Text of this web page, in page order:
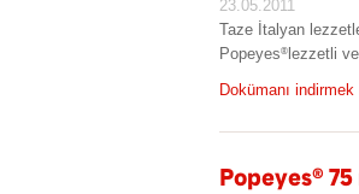
23.05.2011
Taze İtalyan
Popeyes® lezzetli
Dokümanı indirmek
Popeyes®